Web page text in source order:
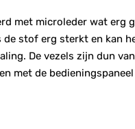
met microleder wat
stof erg sterkt en kan
De vezels zijn dun
met de